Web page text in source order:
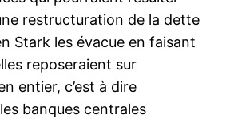
restructuration de la dette
Stark les évacue en faisant
reposeraient sur
entier, c’est à dire
banques centrales